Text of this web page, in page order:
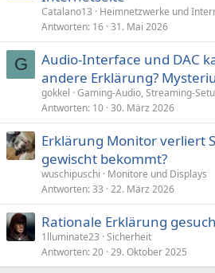
Catalano13
Heimnetzwerke und
Antworten 16 31. Mai 2026
G
Audio-Interface und DAC
andere Erklärung?
gokkel Gaming-Audio, Streaming-
Antworten 10 30. März 2026
Erklärung Monitor verliert
gewischt bekommt?
wuschipuschi
Monitore und Displays
Antworten 33 22. März 2026
Rationale Erklärung
1lluminate23 Sicherheit
Antworten 20 29. Oktober 2025